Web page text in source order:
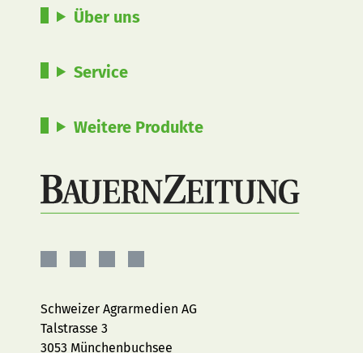
Über uns
Service
Weitere Produkte
Facebook
InstagramYouTubeLinkedIn
Schweizer Agrarmedien AG
Talstrasse 3
3053 Münchenbuchsee